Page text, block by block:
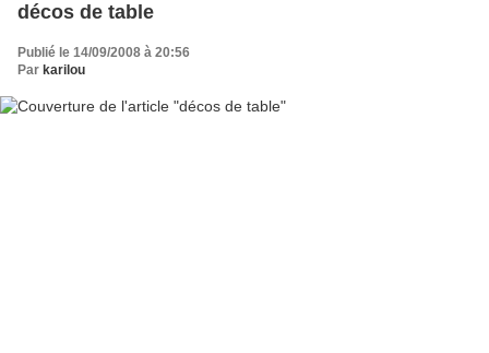
décos de table
Publié le 14/09/2008 à 20:56
Par karilou